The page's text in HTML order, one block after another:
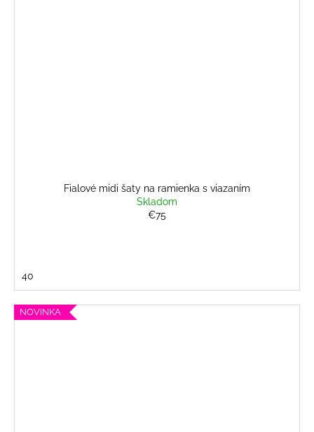
Fialové midi šaty na ramienka s viazaním
Skladom
€75
40
NOVINKA